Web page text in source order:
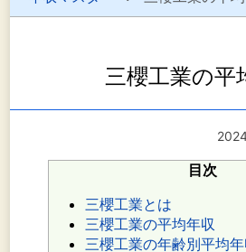
三櫻工業の平
目次
三櫻工業とは
三櫻工業の平均年収
三櫻工業の年齢別平均